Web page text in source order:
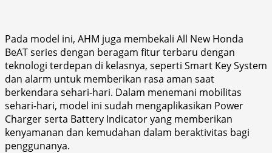
Pada model ini, AHM juga membekali All New Honda
BeAT series dengan beragam fitur terbaru dengan
teknologi terdepan di kelasnya, seperti Smart Key System
dan alarm untuk memberikan rasa aman saat
berkendara sehari-hari. Dalam menemani mobilitas
sehari-hari, model ini sudah mengaplikasikan Power
Charger serta Battery Indicator yang memberikan
kenyamanan dan kemudahan dalam beraktivitas bagi
penggunanya.